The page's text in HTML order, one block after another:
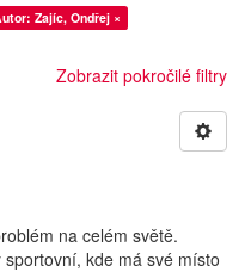
Zajíc, Ondřej ×
Zobrazit pokročilé filtry
na celém světě.
kde má své místo